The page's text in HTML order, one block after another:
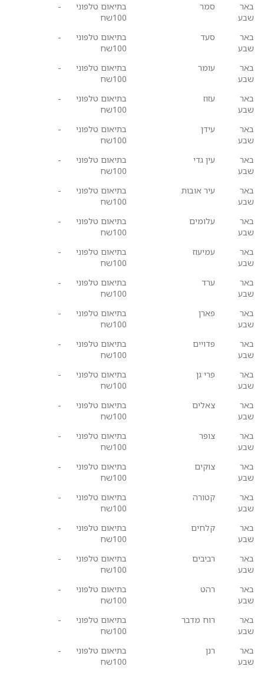
באר
שבע
סמר
בתיאום טלפוני
100שח
-
באר
שבע
סעד
בתיאום טלפוני
100שח
-
באר
שבע
עומר
בתיאום טלפוני
100שח
-
באר
שבע
עזוז
בתיאום טלפוני
100שח
-
באר
שבע
עידן
בתיאום טלפוני
100שח
-
באר
שבע
עין גדי
בתיאום טלפוני
100שח
-
באר
שבע
עיר אובות
בתיאום טלפוני
100שח
-
באר
שבע
עלומים
בתיאום טלפוני
100שח
-
באר
שבע
עמיעוז
בתיאום טלפוני
100שח
-
באר
שבע
ערד
בתיאום טלפוני
100שח
-
באר
שבע
פארן
בתיאום טלפוני
100שח
-
באר
שבע
פדויים
בתיאום טלפוני
100שח
-
באר
שבע
פרי גן
בתיאום טלפוני
100שח
-
באר
שבע
צאלים
בתיאום טלפוני
100שח
-
באר
שבע
צופר
בתיאום טלפוני
100שח
-
באר
שבע
צוקים
בתיאום טלפוני
100שח
-
באר
שבע
קטורה
בתיאום טלפוני
100שח
-
באר
שבע
קלחים
בתיאום טלפוני
100שח
-
באר
שבע
רביבים
בתיאום טלפוני
100שח
-
באר
שבע
רהט
בתיאום טלפוני
100שח
-
באר
שבע
רוח מדבר
בתיאום טלפוני
100שח
-
באר
שבע
רנן
בתיאום טלפוני
100שח
-